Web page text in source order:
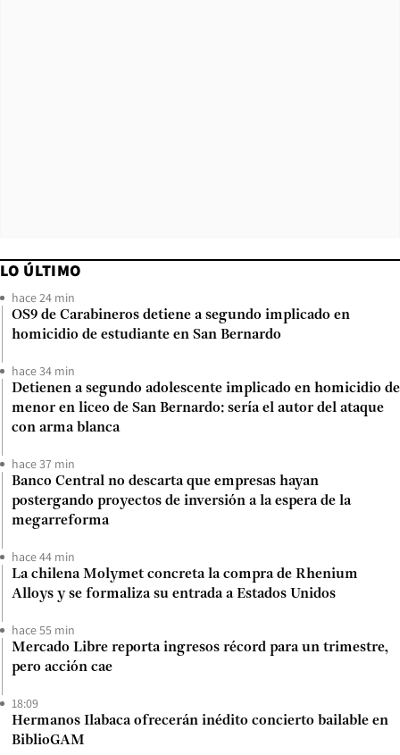
LO ÚLTIMO
hace 24 min
OS9 de Carabineros detiene a segundo implicado en
homicidio de estudiante en San Bernardo
hace 34 min
Detienen a segundo adolescente implicado en homicidio de
menor en liceo de San Bernardo: sería el autor del ataque
con arma blanca
hace 37 min
Banco Central no descarta que empresas hayan
postergando proyectos de inversión a la espera de la
megarreforma
hace 44 min
La chilena Molymet concreta la compra de Rhenium
Alloys y se formaliza su entrada a Estados Unidos
hace 55 min
Mercado Libre reporta ingresos récord para un trimestre,
pero acción cae
18:09
Hermanos Ilabaca ofrecerán inédito concierto bailable en
BiblioGAM